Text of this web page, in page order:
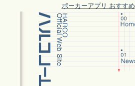
ポーカーアプリ おすすめ